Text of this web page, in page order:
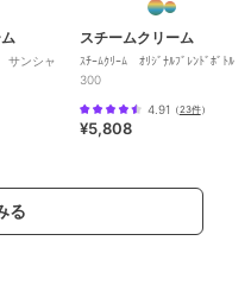
サンシャ
スチームクリーム
ｽﾁｰﾑｸﾘｰﾑ ｵﾘｼﾞﾅﾙﾌﾞﾚﾝﾄﾞﾎﾞﾄﾙ
300
4.91 （23件）
¥5,808
る